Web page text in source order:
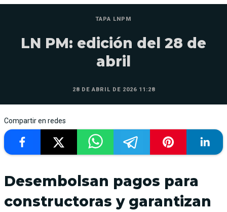
TAPA LNPM
LN PM: edición del 28 de
abril
28 DE ABRIL DE 2026 11:28
Compartir en redes
Desembolsan pagos para
constructoras y garantizan